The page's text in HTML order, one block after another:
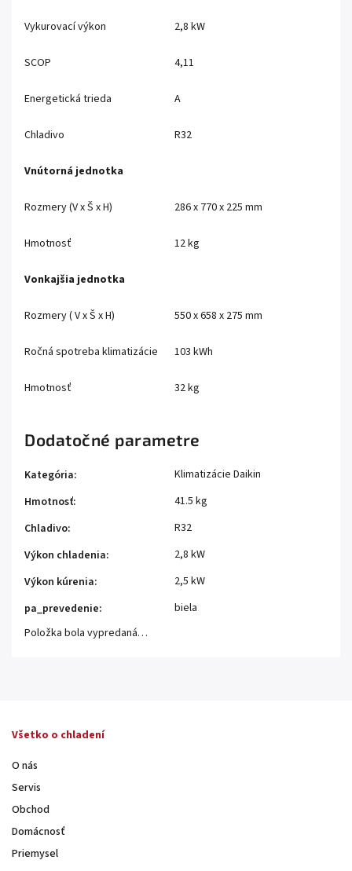
Vykurovací výkon 2,8 kW
SCOP 4,11
Energetická trieda A
Chladivo R32
Vnútorná jednotka
Rozmery (V x Š x H) 286 x 770 x 225 mm
Hmotnosť 12 kg
Vonkajšia jednotka
Rozmery ( V x Š x H) 550 x 658 x 275 mm
Ročná spotreba klimatizácie 103 kWh
Hmotnosť 32 kg
Dodatočné parametre
Kategória:
Klimatizácie Daikin
Hmotnosť:
41.5 kg
Chladivo:
R32
Výkon chladenia:
2,8 kW
Výkon kúrenia:
2,5 kW
pa_prevedenie:
biela
Položka bola vypredaná…
Všetko o chladení
O nás
Servis
Obchod
Domácnosť
Priemysel